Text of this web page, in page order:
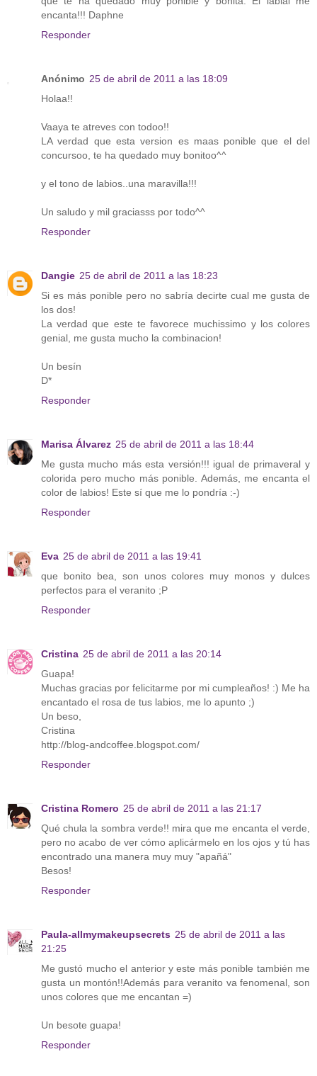
encanta!!! Daphne
Responder
Anónimo 25 de abril de 2011 a las 18:09
Holaa!!
Vaaya te atreves con todoo!!
LA verdad que esta version es maas ponible que el del
concursoo, te ha quedado muy bonitoo^^
y el tono de labios..una maravilla!!!
Un saludo y mil graciasss por todo^^
Responder
Dangie 25 de abril de 2011 a las 18:23
Si es más ponible pero no sabría decirte cual me gusta de
los dos!
La verdad que este te favorece muchissimo y los colores
genial, me gusta mucho la combinacion!
Un besín
D*
Responder
Marisa Álvarez 25 de abril de 2011 a las 18:44
Me gusta mucho más esta versión!!! igual de primaveral y
colorida pero mucho más ponible. Además, me encanta el
color de labios! Este sí que me lo pondría :-)
Responder
Eva 25 de abril de 2011 a las 19:41
que bonito bea, son unos colores muy monos y dulces
perfectos para el veranito ;P
Responder
Cristina 25 de abril de 2011 a las 20:14
Guapa!
Muchas gracias por felicitarme por mi cumpleaños! :) Me ha
encantado el rosa de tus labios, me lo apunto ;)
Un beso,
Cristina
http://blog-andcoffee.blogspot.com/
Responder
Cristina Romero 25 de abril de 2011 a las 21:17
Qué chula la sombra verde!! mira que me encanta el verde,
pero no acabo de ver cómo aplicármelo en los ojos y tú has
encontrado una manera muy muy "apañá"
Besos!
Responder
Paula-allmymakeupsecrets 25 de abril de 2011 a las
21:25
Me gustó mucho el anterior y este más ponible también me
gusta un montón!!Además para veranito va fenomenal, son
unos colores que me encantan =)
Un besote guapa!
Responder